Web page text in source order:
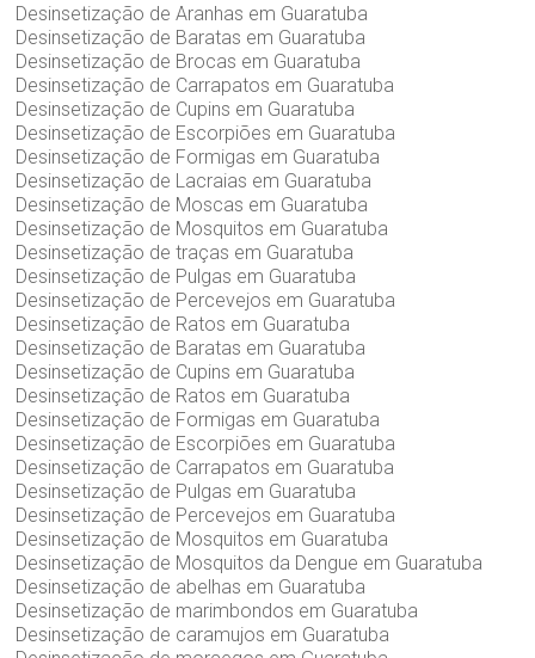
Desinsetização de Aranhas em Guaratuba
Desinsetização de Baratas em Guaratuba
Desinsetização de Brocas em Guaratuba
Desinsetização de Carrapatos em Guaratuba
Desinsetização de Cupins em Guaratuba
Desinsetização de Escorpiões em Guaratuba
Desinsetização de Formigas em Guaratuba
Desinsetização de Lacraias em Guaratuba
Desinsetização de Moscas em Guaratuba
Desinsetização de Mosquitos em Guaratuba
Desinsetização de traças em Guaratuba
Desinsetização de Pulgas em Guaratuba
Desinsetização de Percevejos em Guaratuba
Desinsetização de Ratos em Guaratuba
Desinsetização de Baratas em Guaratuba
Desinsetização de Cupins em Guaratuba
Desinsetização de Ratos em Guaratuba
Desinsetização de Formigas em Guaratuba
Desinsetização de Escorpiões em Guaratuba
Desinsetização de Carrapatos em Guaratuba
Desinsetização de Pulgas em Guaratuba
Desinsetização de Percevejos em Guaratuba
Desinsetização de Mosquitos em Guaratuba
Desinsetização de Mosquitos da Dengue em Guaratuba
Desinsetização de abelhas em Guaratuba
Desinsetização de marimbondos em Guaratuba
Desinsetização de caramujos em Guaratuba